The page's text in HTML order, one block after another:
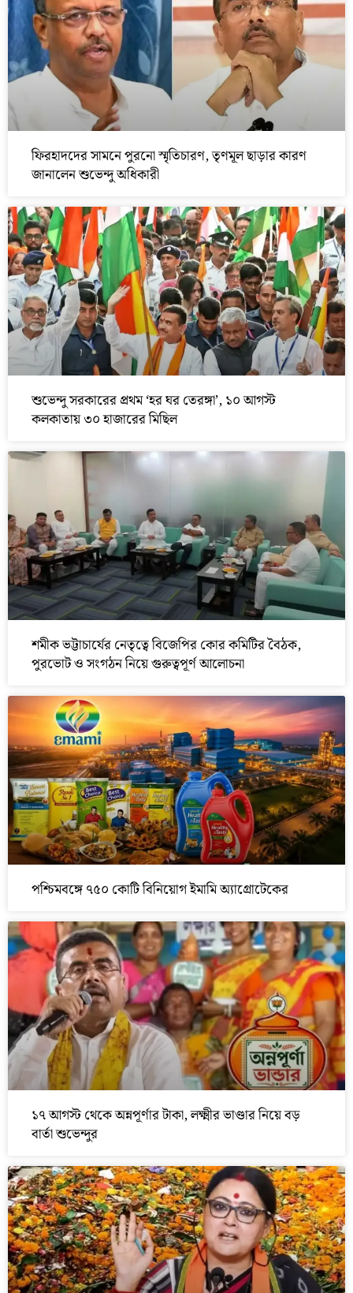
ফিরহাদদের সামনে পুরনো স্মৃতিচারণ, তৃণমূল ছাড়ার কারণ
জানালেন শুভেন্দু অধিকারী
শুভেন্দু সরকারের প্রথম ‘হর ঘর তেরঙ্গা’, ১০ আগস্ট
কলকাতায় ৩০ হাজারের মিছিল
শমীক ভট্টাচার্যের নেতৃত্বে বিজেপির কোর কমিটির বৈঠক,
পুরভোট ও সংগঠন নিয়ে গুরুত্বপূর্ণ আলোচনা
পশ্চিমবঙ্গে ৭৫০ কোটি বিনিয়োগ ইমামি অ্যাগ্রোটেকের
১৭ আগস্ট থেকে অন্নপূর্ণার টাকা, লক্ষ্মীর ভাণ্ডার নিয়ে বড়
বার্তা শুভেন্দুর